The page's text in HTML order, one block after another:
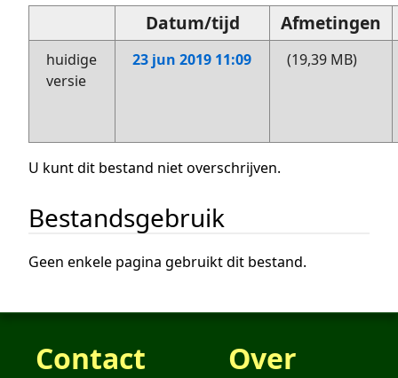
Datum/tijd Afmetingen
huidige
versie
23 jun 2019 11:09 (19,39 MB)
U kunt dit bestand niet overschrijven.
Bestandsgebruik
Geen enkele pagina gebruikt dit bestand.
Contact Over